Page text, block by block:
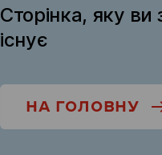
Сторінка, яку ви
існує
НА ГОЛОВНУ